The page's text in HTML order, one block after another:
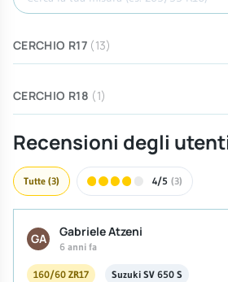
CERCHIO R17 (13)
CERCHIO R18 (1)
Recensioni degli
Tutte (3) 4/5 (3)
GA Gabriele Atzeni
6 anni fa
160/60 ZR17 Suzuki SV 650 S